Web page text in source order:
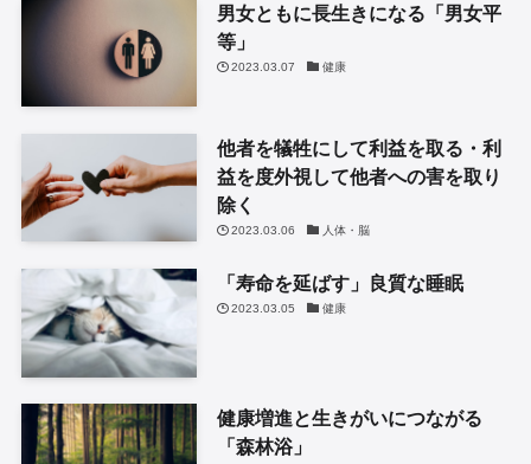
男女ともに長生きになる「男女平
等」
2023.03.07 健康
他者を犠牲にして利益を取る・利
益を度外視して他者への害を取り
除く
2023.03.06 人体・脳
「寿命を延ばす」良質な睡眠
2023.03.05 健康
健康増進と生きがいにつながる
「森林浴」